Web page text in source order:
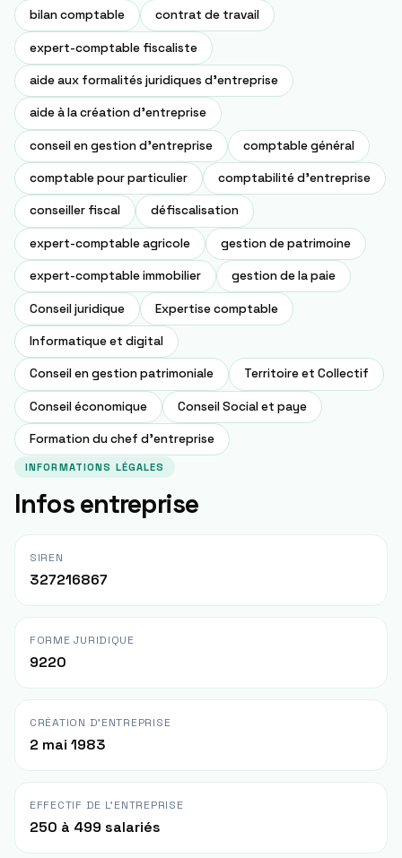
bilan comptable contrat de travail
expert-comptable fiscaliste
aide aux formalités juridiques d'entreprise
aide à la création d'entreprise
conseil en gestion d'entreprise comptable général
comptable pour particulier comptabilité d'entreprise
conseiller fiscal défiscalisation
expert-comptable agricole gestion de patrimoine
expert-comptable immobilier gestion de la paie
Conseil juridique Expertise comptable
Informatique et digital
Conseil en gestion patrimoniale Territoire et Collectif
Conseil économique Conseil Social et paye
Formation du chef d'entreprise
INFORMATIONS LÉGALES
Infos entreprise
SIREN
327216867
FORME JURIDIQUE
9220
CRÉATION D'ENTREPRISE
2 mai 1983
EFFECTIF DE L'ENTREPRISE
250 à 499 salariés